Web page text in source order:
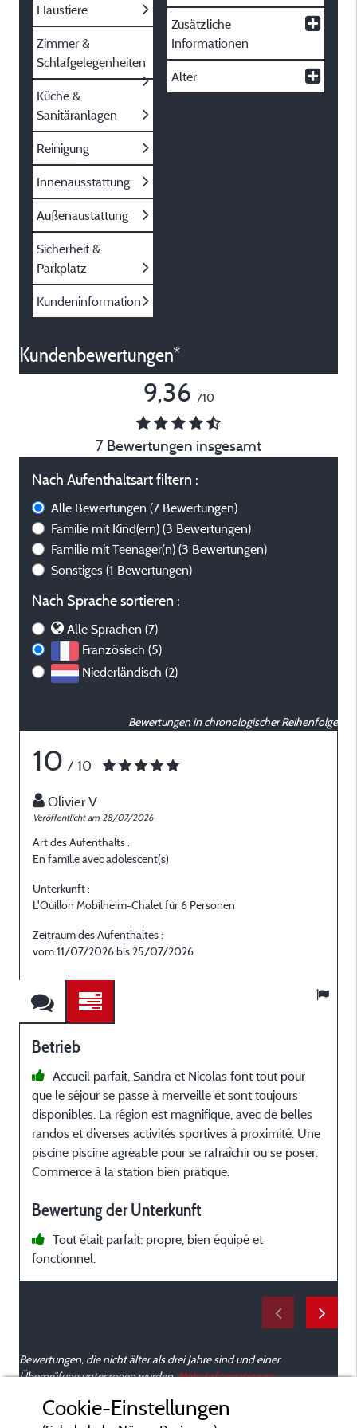
Haustiere
Zimmer &
Schlafgelegenheiten
Küche &
Sanitäranlagen
Reinigung
Innenausstattung
Außenaustattung
Sicherheit &
Parkplatz
Kundeninformation
Zusätzliche
Informationen
Alter
Kundenbewertungen*
9,36 /10
7 Bewertungen insgesamt
Nach Aufenthaltsart filtern :
Alle Bewertungen (7 Bewertungen)
Familie mit Kind(ern) (3 Bewertungen)
Familie mit Teenager(n) (3 Bewertungen)
Sonstiges (1 Bewertungen)
Nach Sprache sortieren :
Alle Sprachen (7)
Französisch (5)
Niederländisch (2)
Bewertungen in chronologischer Reihenfolge
10 / 10
Olivier V
Veröffentlicht am 28/07/2026
Art des Aufenthalts :
En famille avec adolescent(s)
Unterkunft :
L'Ouillon Mobilheim-Chalet für 6 Personen
Zeitraum des Aufenthaltes :
vom 11/07/2026 bis 25/07/2026
Betrieb
Accueil parfait, Sandra et Nicolas font tout pour
que le séjour se passe à merveille et sont toujours
disponibles. La région est magnifique, avec de belles
randos et diverses activités sportives à proximité. Une
piscine piscine agréable pour se rafraîchir ou se poser.
Commerce à la station bien pratique.
Bewertung der Unterkunft
Tout était parfait: propre, bien équipé et
fonctionnel.
Bewertungen, die nicht älter als drei Jahre sind und einer
Überprüfung unterzogen wurden.Mehr Informationen
Cookie-Einstellungen